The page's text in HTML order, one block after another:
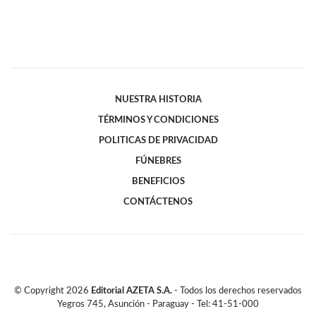
NUESTRA HISTORIA
TÉRMINOS Y CONDICIONES
POLITICAS DE PRIVACIDAD
FÚNEBRES
BENEFICIOS
CONTÁCTENOS
© Copyright 2026 Editorial AZETA S.A. - Todos los derechos reservados
Yegros 745, Asunción - Paraguay - Tel: 41-51-000